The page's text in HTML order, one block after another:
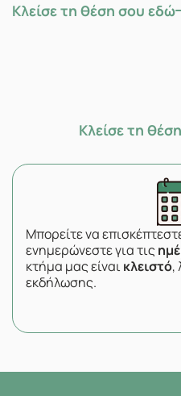
Κλείσε τη θέση σου εδώ
Κλείσε τη
Μπορείτε να
ενημερώνεστε για τις
κτήμα μας είναικλειστό,
εκδήλωσης.